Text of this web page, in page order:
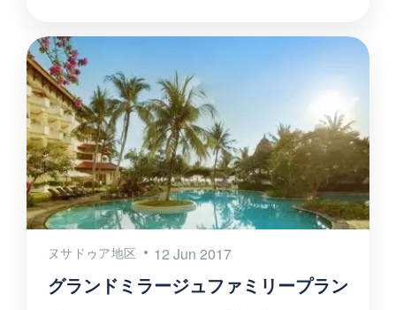
ヌサドゥア地区 12 Jun 2017
グランドミラージュファミリープラン